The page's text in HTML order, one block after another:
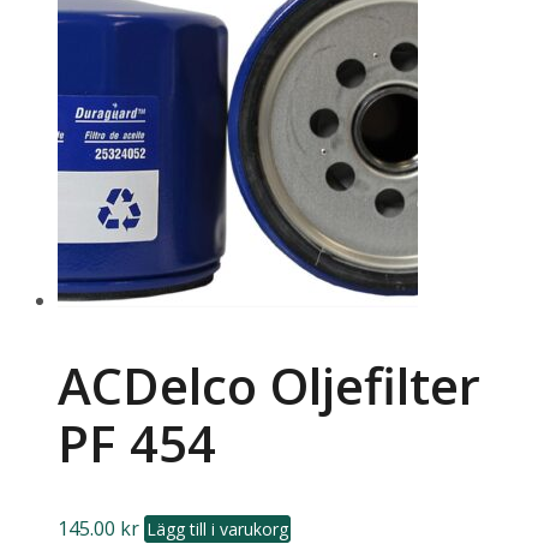
ACDelco Oljefilter
PF 454
145.00 kr Lägg till i varukorg